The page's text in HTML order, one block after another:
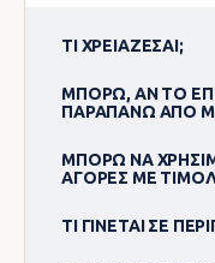
ΤΙ ΧΡΕΙΆΖΕΣΑΙ;
ΜΠΟΡΏ, ΑΝ ΤΟ
ΠΑΡΑΠΆΝΩ ΑΠΌ
ΜΠΟΡΏ ΝΑ
ΑΓΟΡΈΣ ΜΕ
ΤΙ ΓΊΝΕΤΑΙ ΣΕ